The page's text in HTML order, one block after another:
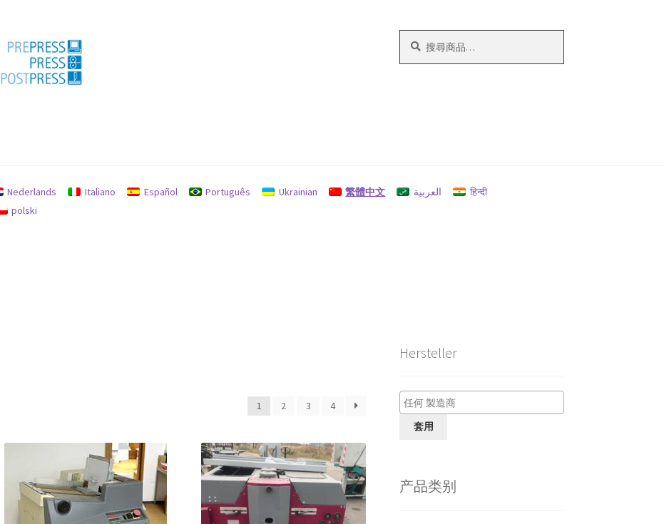
關
Nederlands Italiano Español Português Ukrainian 繁體中文 العربية
हिन्दी
polski
1 2 3 4
Hersteller
套用
产品类别